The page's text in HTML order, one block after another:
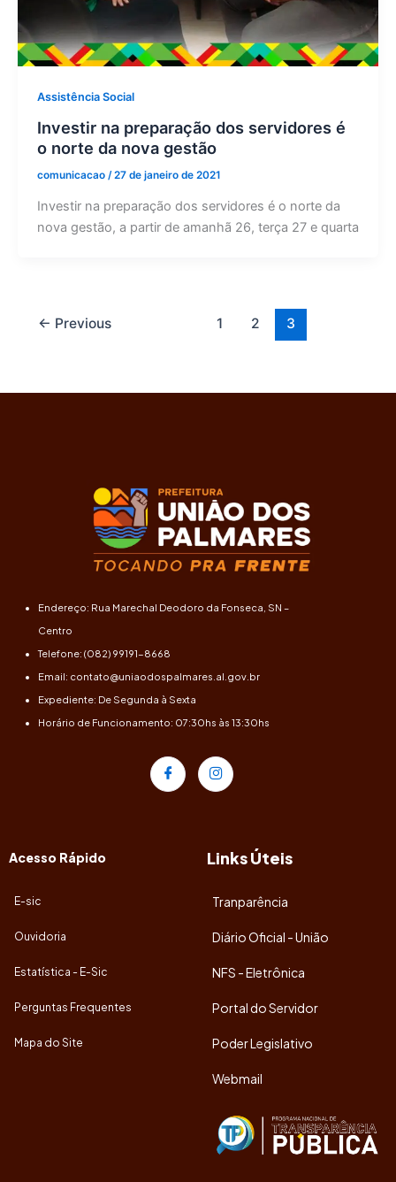
Assistência Social
Investir na preparação dos servidores é
o norte da nova gestão
comunicacao /27 de janeiro de 2021
Investir na preparação dos servidores é o norte da
nova gestão, a partir de amanhã 26, terça 27 e quarta
← Previous 1 2 3
Endereço: Rua Marechal Deodoro da Fonseca, SN –
Centro
Telefone: (082) 99191-8668
Email: contato@uniaodospalmares.al.gov.br
Expediente: De Segunda à Sexta
Horário de Funcionamento: 07:30hs às 13:30hs
Acesso Rápido
E-sic
Ouvidoria
Estatística - E-Sic
Perguntas Frequentes
Mapa do Site
Links Úteis
Tranparência
Diário Oficial - União
NFS - Eletrônica
Portal do Servidor
Poder Legislativo
Webmail